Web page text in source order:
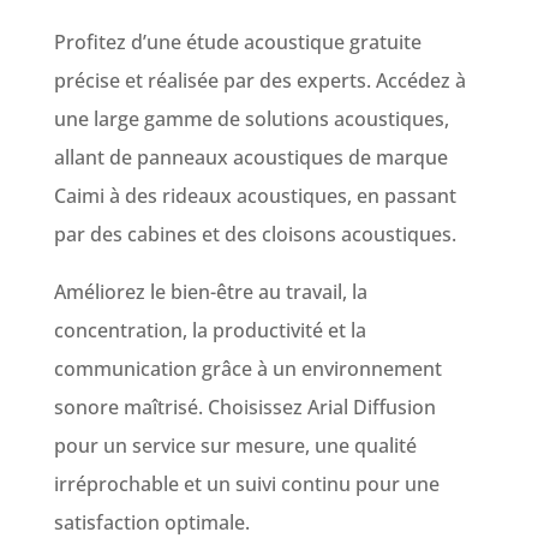
Profitez d’une étude acoustique gratuite
précise et réalisée par des experts. Accédez à
une large gamme de solutions acoustiques,
allant de panneaux acoustiques de marque
Caimi à des rideaux acoustiques, en passant
par des cabines et des cloisons acoustiques.
Améliorez le bien-être au travail, la
concentration, la productivité et la
communication grâce à un environnement
sonore maîtrisé. Choisissez Arial Diffusion
pour un service sur mesure, une qualité
irréprochable et un suivi continu pour une
satisfaction optimale.